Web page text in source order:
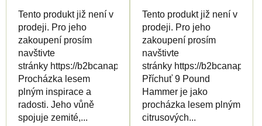
Tento produkt již není v
prodeji. Pro jeho
zakoupení prosím
navštivte
stránky https://b2bcanapuff.com/
Procházka lesem
plným inspirace a
radosti. Jeho vůně
spojuje zemité,...
Tento produkt již není v
prodeji. Pro jeho
zakoupení prosím
navštivte
stránky https://
Příchuť 9 Pound
Hammer je jako
procházka lesem plným
citrusových...